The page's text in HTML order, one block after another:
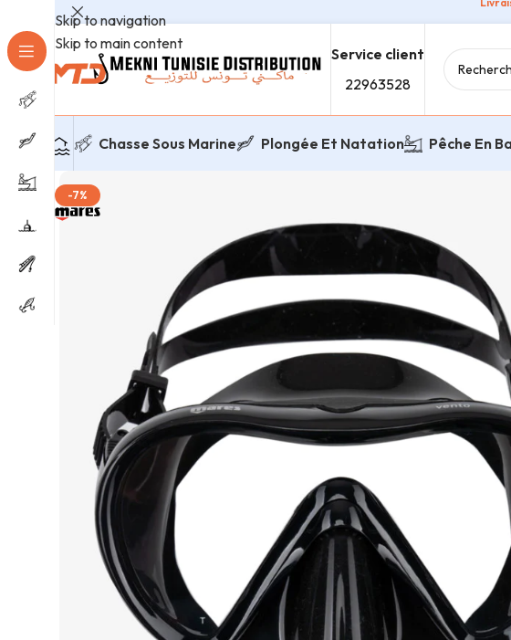
Skip to navigation
Skip to main content
Service client
22963528
Chasse Sous Marine Plongée Et Natation Pêche En
-7%